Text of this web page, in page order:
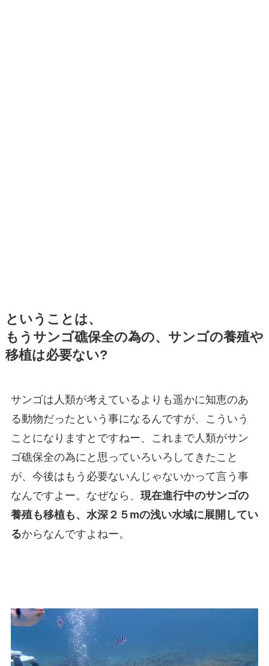
ということは、
もうサンゴ礁保全の為の、サンゴの養殖や
移植は必要ない?
サンゴは人類が考えているよりも遥かに知恵のあ
る動物だったという事になるんですが、こういう
ことになりますとですねー、これまで人類がサン
ゴ礁保全の為にと思っていろいろしてきたこと
が、今後はもう必要ないんじゃないかって言う事
なんですよー。なぜなら、 現在進行中のサンゴの
養殖も移植も、水深２５mの浅い水域に展開してい
るからなんですよねー。